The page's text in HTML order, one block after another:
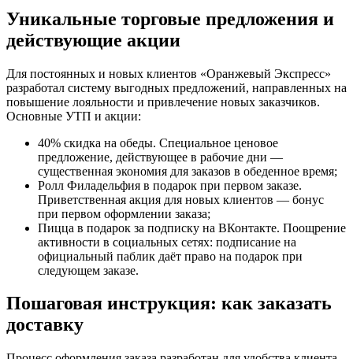
Уникальные торговые предложения и
действующие акции
Для постоянных и новых клиентов «Оранжевый Экспресс»
разработал систему выгодных предложений, направленных на
повышение лояльности и привлечение новых заказчиков.
Основные УТП и акции:
40% скидка на обеды. Специальное ценовое
предложение, действующее в рабочие дни —
существенная экономия для заказов в обеденное время;
Ролл Филадельфия в подарок при первом заказе.
Приветственная акция для новых клиентов — бонус
при первом оформлении заказа;
Пицца в подарок за подписку на ВКонтакте. Поощрение
активности в социальных сетях: подписание на
официальный паблик даёт право на подарок при
следующем заказе.
Пошаговая инструкция: как заказать
доставку